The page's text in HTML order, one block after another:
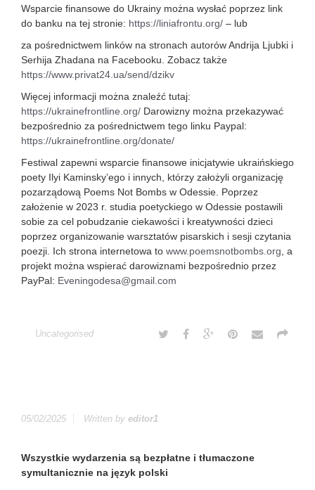
Wsparcie finansowe do Ukrainy można wysłać poprzez link
do banku na tej stronie: https://liniafrontu.org/ – lub
za pośrednictwem linków na stronach autorów Andrija Ljubki i
Serhija Zhadana na Facebooku. Zobacz także
https://www.privat24.ua/send/dzikv
Więcej informacji można znaleźć tutaj:
https://ukrainefrontline.org/ Darowizny można przekazywać
bezpośrednio za pośrednictwem tego linku Paypal:
https://ukrainefrontline.org/donate/
Festiwal zapewni wsparcie finansowe inicjatywie ukraińskiego
poety Ilyi Kaminsky’ego i innych, którzy założyli organizację
pozarządową Poems Not Bombs w Odessie. Poprzez
założenie w 2023 r. studia poetyckiego w Odessie postawili
sobie za cel pobudzanie ciekawości i kreatywności dzieci
poprzez organizowanie warsztatów pisarskich i sesji czytania
poezji. Ich strona internetowa to www.poemsnotbombs.org , a
projekt można wspierać darowiznami bezpośrednio przez
PayPal: Eveningodesa@gmail.com
Uncategorised
05/02/2025 Written by editor1
Wszystkie wydarzenia są bezpłatne i tłumaczone
symultanicznie na język polski